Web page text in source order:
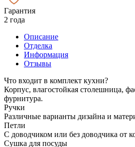
Гарантия
2 года
Описание
Отделка
Информация
Отзывы
Что входит в комплект кухни?
Корпус, влагостойкая столешница,
фурнитура.
Ручки
Различные варианты дизайна и
Петли
С доводчиком или без доводчика от
Сушка для посуды